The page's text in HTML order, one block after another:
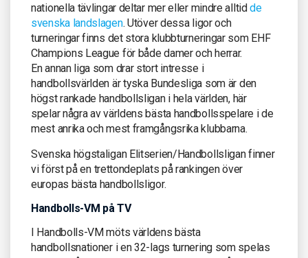
nationella tävlingar deltar mer eller mindre alltidde
svenska landslagen. Utöver dessa ligor och
turneringar finns det stora klubbturneringar som EHF
Champions League för både damer och herrar.
En annan liga som drar stort intresse i
handbollsvärlden är tyska Bundesliga som är den
högst rankade handbollsligan i hela världen, här
spelar några av världens bästa handbollsspelare i de
mest anrika och mest framgångsrika klubbarna.
Svenska högstaligan Elitserien/Handbollsligan finner
vi först på en trettondeplats på rankingen över
europas bästa handbollsligor.
Handbolls-VM på TV
I Handbolls-VM möts världens bästa
handbollsnationer i en 32-lags turnering som spelas